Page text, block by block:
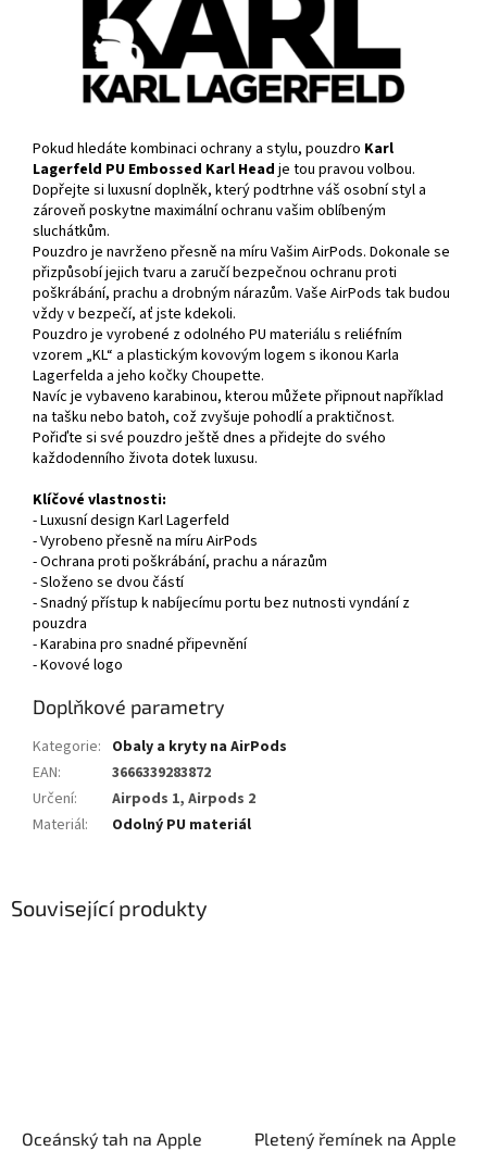
Související produkty
Oceánský tah na Apple
Pletený řemínek na Apple
Pokud hledáte kombinaci ochrany a stylu, pouzdro Karl
Lagerfeld PU Embossed Karl Head je tou pravou volbou.
Dopřejte si luxusní doplněk, který podtrhne váš osobní styl a
zároveň poskytne maximální ochranu vašim oblíbeným
sluchátkům.
Pouzdro je navrženo přesně na míru Vašim AirPods. Dokonale se
přizpůsobí jejich tvaru a zaručí bezpečnou ochranu proti
poškrábání, prachu a drobným nárazům. Vaše AirPods tak budou
vždy v bezpečí, ať jste kdekoli.
Pouzdro je vyrobené z odolného PU materiálu s reliéfním
vzorem „KL“ a plastickým kovovým logem s ikonou Karla
Lagerfelda a jeho kočky Choupette.
Navíc je vybaveno karabinou, kterou můžete připnout například
na tašku nebo batoh, což zvyšuje pohodlí a praktičnost.
Pořiďte si své pouzdro ještě dnes a přidejte do svého
každodenního života dotek luxusu.
Klíčové vlastnosti:
- Luxusní design Karl Lagerfeld
- Vyrobeno přesně na míru AirPods
- Ochrana proti poškrábání, prachu a nárazům
- Složeno se dvou částí
- Snadný přístup k nabíjecímu portu bez nutnosti vyndání z
pouzdra
- Karabina pro snadné připevnění
- Kovové logo
Doplňkové parametry
Kategorie: Obaly a kryty na AirPods
EAN:
3666339283872
Určení:
Airpods 1, Airpods 2
Materiál: Odolný PU materiál